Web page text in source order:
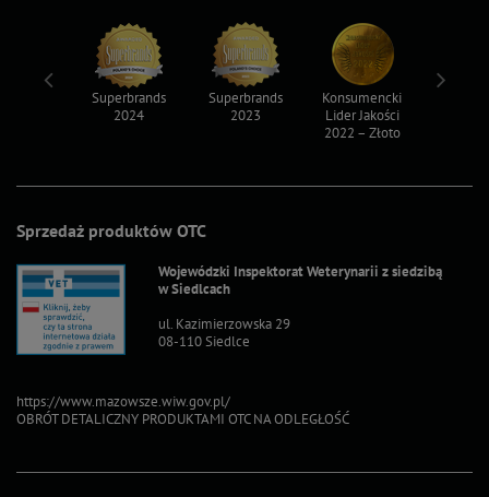
Sprzedaż produktów OTC
Wojewódzki Inspektorat Weterynarii z siedzibą
w Siedlcach
ul. Kazimierzowska 29
08-110 Siedlce
https://www.mazowsze.wiw.gov.pl/
OBRÓT DETALICZNY PRODUKTAMI OTC NA ODLEGŁOŚĆ
Superbrands
2024
Superbrands
2023
Konsumencki
Lider Jakości
2022 – Złoto